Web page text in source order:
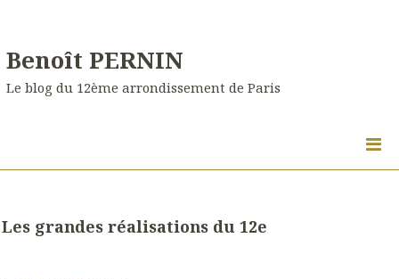
Benoît PERNIN
Le blog du 12ème arrondissement de Paris
Les grandes réalisations du 12e